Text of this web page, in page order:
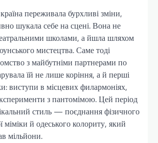
переживала бурхливі зміни,
шукала себе на сцені. Вона не
школами, а йшла шляхом
мистецтва. Саме тоді
з майбутніми партнерами по
їй не лише коріння, а й перші
виступи в місцевих филармоніях,
з пантомімою. Цей період
стиль — поєднання фізичного
міміки й одеського колориту, який
мільйони.